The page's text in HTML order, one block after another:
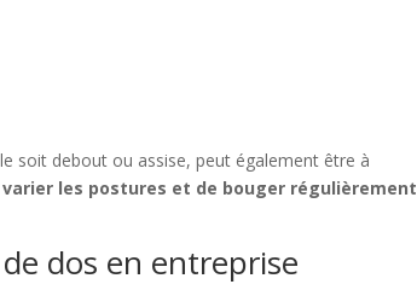
soit debout ou assise, peut également être à
varier les postures et de bouger régulièrement
dos en entreprise